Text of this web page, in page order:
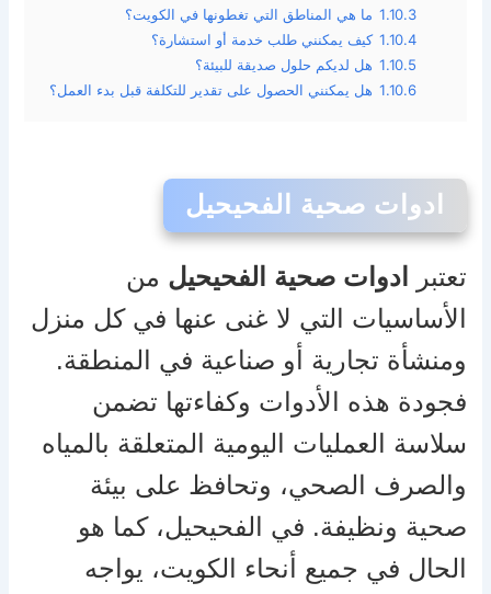
1.10.3 ما هي المناطق التي تغطونها في الكويت؟
1.10.4 كيف يمكنني طلب خدمة أو استشارة؟
1.10.5 هل لديكم حلول صديقة للبيئة؟
1.10.6 هل يمكنني الحصول على تقدير للتكلفة قبل بدء العمل؟
ادوات صحية الفحيحيل
تعتبر ادوات صحية الفحيحيل من
الأساسيات التي لا غنى عنها في كل منزل
ومنشأة تجارية أو صناعية في المنطقة.
فجودة هذه الأدوات وكفاءتها تضمن
سلاسة العمليات اليومية المتعلقة بالمياه
والصرف الصحي، وتحافظ على بيئة
صحية ونظيفة. في الفحيحيل، كما هو
الحال في جميع أنحاء الكويت، يواجه